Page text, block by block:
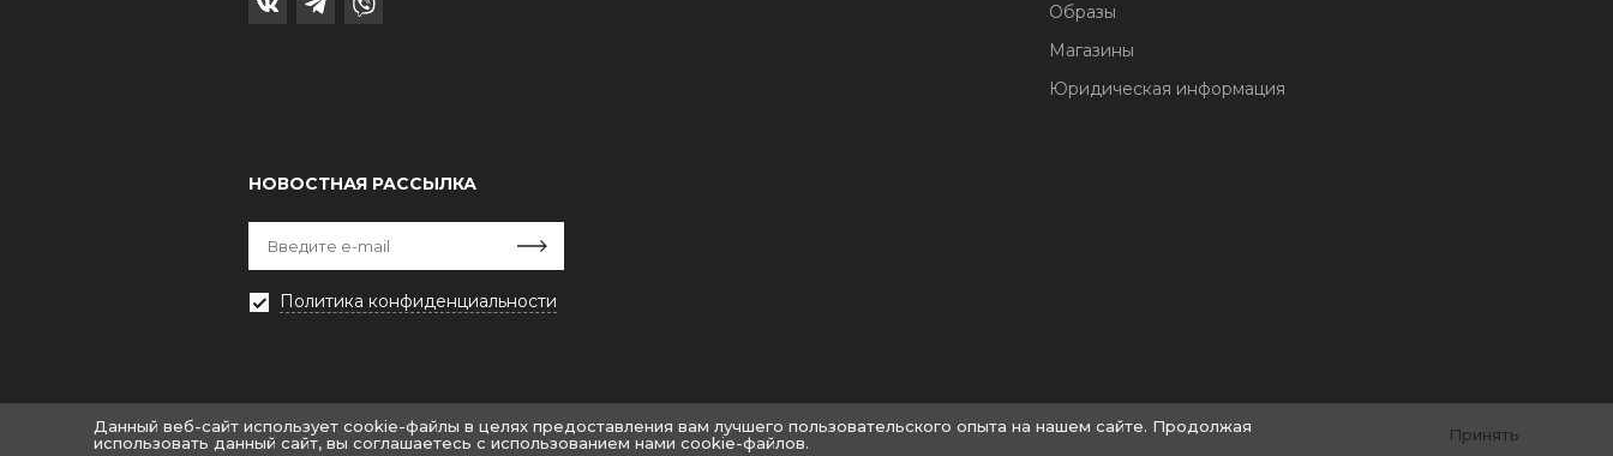
Образы
Магазины
Юридическая информация
НОВОСТНАЯ РАССЫЛКА
Политика конфиденциальности
© «Крайт: Одежда.Fashion»
Данный веб-сайт использует cookie-файлы в целях предоставления вам лучшего пользовательского опыта на нашем сайте. Продолжая
использовать данный сайт, вы соглашаетесь с использованием нами cookie-файлов.
Принять